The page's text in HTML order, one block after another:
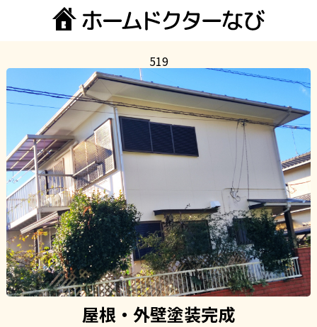
519
屋根・外壁塗装完成